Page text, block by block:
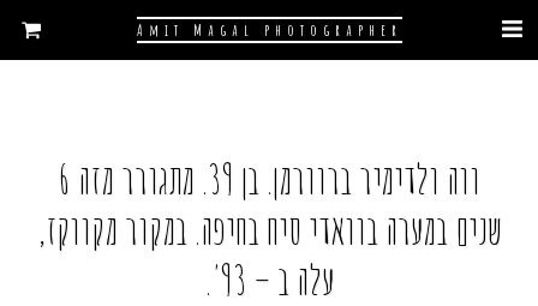
Amit Magal photographer
ווה ולדימיר ברוורמן. בן 39. מתגורר מזה 6
שנים במערה בוואדי סיח בחיפה. במקור מקווקז,
עלה ב – 93'.